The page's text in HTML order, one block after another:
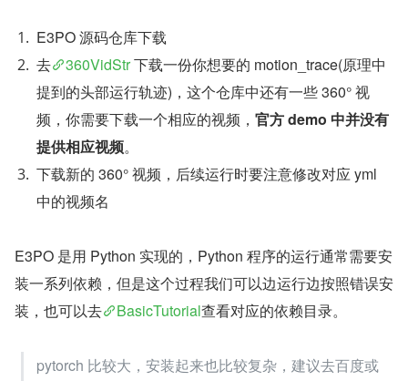
E3PO 源码仓库下载
去
360VidStr 下载一份你想要的 motion_trace(原理中
提到的头部运行轨迹)，这个仓库中还有一些 360° 视
频，你需要下载一个相应的视频， 官方 demo 中并没有
提供相应视频。
下载新的 360° 视频，后续运行时要注意修改对应 yml
中的视频名
E3PO 是用 Python 实现的，Python 程序的运行通常需要安
装一系列依赖，但是这个过程我们可以边运行边按照错误安
装，也可以去
BasicTutorial查看对应的依赖目录。
pytorch 比较大，安装起来也比较复杂，建议去百度或